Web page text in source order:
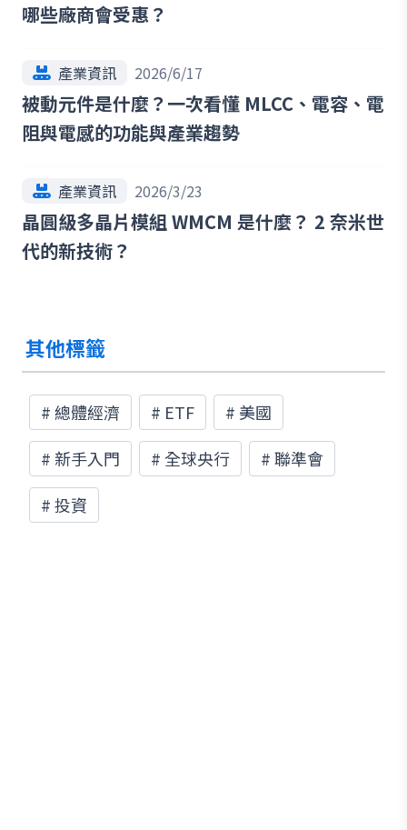
哪些廠商會受惠？
產業資訊 2026/6/17
被動元件是什麼？一次看懂 MLCC、電容、電
阻與電感的功能與產業趨勢
產業資訊 2026/3/23
晶圓級多晶片模組 WMCM 是什麼？ 2 奈米世
代的新技術？
其他標籤
#總體經濟 # ETF # 美國
#新手入門 # 全球央行 #聯準會
#投資